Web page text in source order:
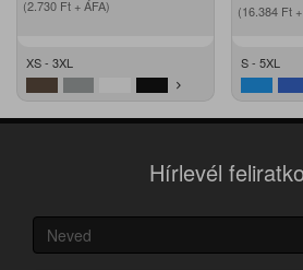
(2.730 Ft + ÁFA)
XS - 3XL
(16.384 Ft
S - 5XL
Hírlevél